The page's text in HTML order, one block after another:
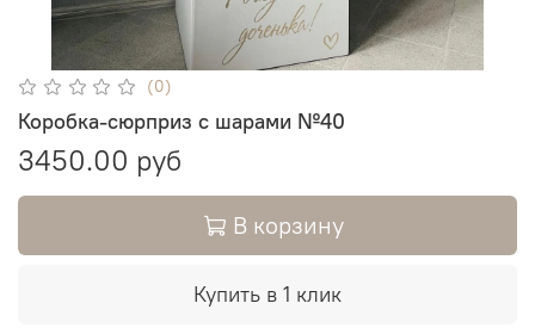
(0)
Коробка-сюрприз с шарами №40
3450.00 руб
В корзину
Купить в 1 клик